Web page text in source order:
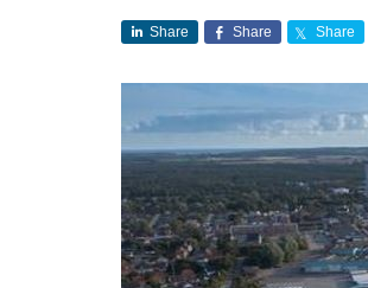
Share Share Share